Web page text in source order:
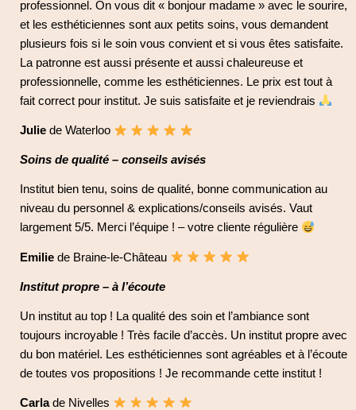
professionnel. On vous dit « bonjour madame » avec le sourire,
et les esthéticiennes sont aux petits soins, vous demandent
plusieurs fois si le soin vous convient et si vous êtes satisfaite.
La patronne est aussi présente et aussi chaleureuse et
professionnelle, comme les esthéticiennes. Le prix est tout à
fait correct pour institut. Je suis satisfaite et je reviendrais
Julie de Waterloo
Soins de qualité – conseils avisés
Institut bien tenu, soins de qualité, bonne communication au
niveau du personnel & explications/conseils avisés. Vaut
largement 5/5. Merci l’équipe ! – votre cliente régulière
Emilie de Braine-le-Château
Institut propre – à l’écoute
Un institut au top ! La qualité des soin et l’ambiance sont
toujours incroyable ! Très facile d’accès. Un institut propre avec
du bon matériel. Les esthéticiennes sont agréables et à l’écoute
de toutes vos propositions ! Je recommande cette institut !
Carlade Nivelles